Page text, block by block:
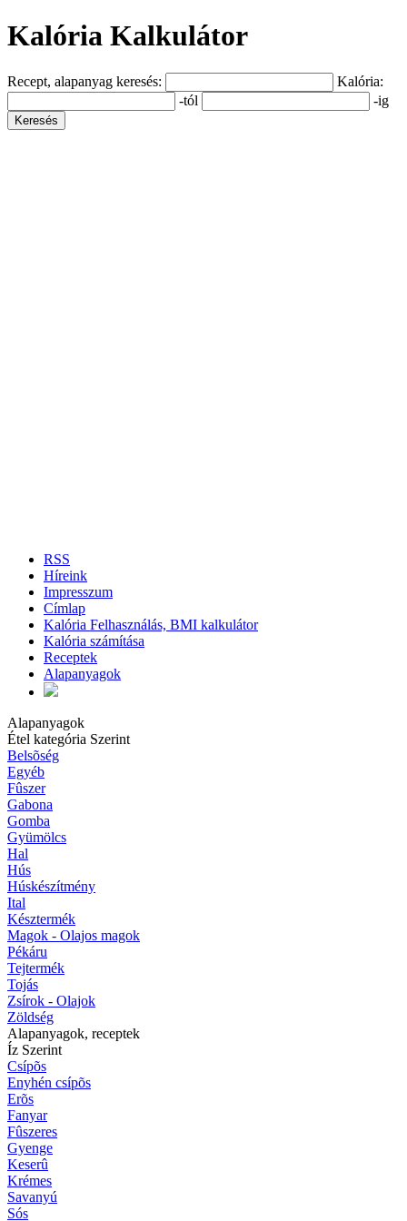
Kalória Kalkulátor
Recept, alapanyag keresés:
Kalória:
-tól
-ig
RSS
Híreink
Impresszum
Címlap
Kalória Felhasználás, BMI kalkulátor
Kalória számítása
Receptek
Alapanyagok
Alapanyagok
Étel kategória Szerint
Belsõség
Egyéb
Fûszer
Gabona
Gomba
Gyümölcs
Hal
Hús
Húskészítmény
Ital
Késztermék
Magok - Olajos magok
Pékáru
Tejtermék
Tojás
Zsírok - Olajok
Zöldség
Alapanyagok, receptek
Íz Szerint
Csípõs
Enyhén csípõs
Erõs
Fanyar
Fûszeres
Gyenge
Keserû
Krémes
Savanyú
Sós